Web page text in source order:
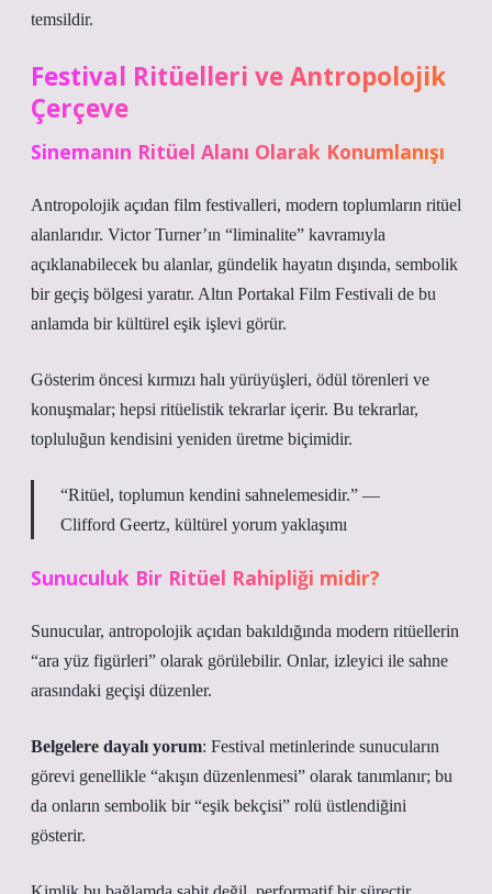
temsildir.
Festival Ritüelleri ve Antropolojik
Çerçeve
Sinemanın Ritüel Alanı Olarak Konumlanışı
Antropolojik açıdan film festivalleri, modern toplumların ritüel
alanlarıdır. Victor Turner’ın “liminalite” kavramıyla
açıklanabilecek bu alanlar, gündelik hayatın dışında, sembolik
bir geçiş bölgesi yaratır. Altın Portakal Film Festivali de bu
anlamda bir kültürel eşik işlevi görür.
Gösterim öncesi kırmızı halı yürüyüşleri, ödül törenleri ve
konuşmalar; hepsi ritüelistik tekrarlar içerir. Bu tekrarlar,
topluluğun kendisini yeniden üretme biçimidir.
“Ritüel, toplumun kendini sahnelemesidir.” —
Clifford Geertz, kültürel yorum yaklaşımı
Sunuculuk Bir Ritüel Rahipliği midir?
Sunucular, antropolojik açıdan bakıldığında modern ritüellerin
“ara yüz figürleri” olarak görülebilir. Onlar, izleyici ile sahne
arasındaki geçişi düzenler.
Belgelere dayalı yorum: Festival metinlerinde sunucuların
görevi genellikle “akışın düzenlenmesi” olarak tanımlanır; bu
da onların sembolik bir “eşik bekçisi” rolü üstlendiğini
gösterir.